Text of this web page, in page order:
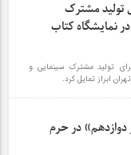
تولید مشترک
نمایشگاه کتاب
تولید مشترک سینمایی و
ابراز تمایل کرد.
دوازدهم» در حرم